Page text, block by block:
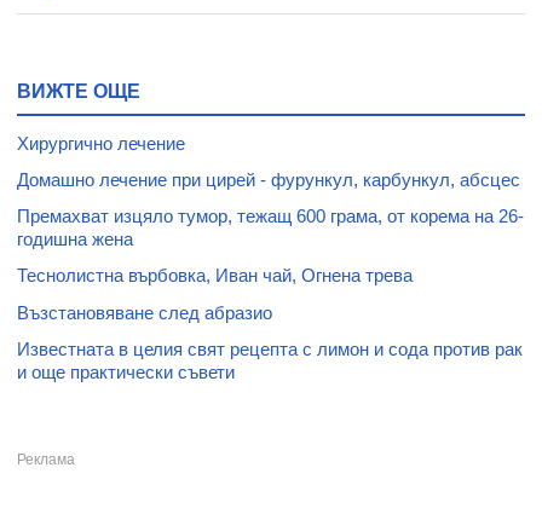
ВИЖТЕ ОЩЕ
Хирургично лечение
Домашно лечение при цирей - фурункул, карбункул, абсцес
Премахват изцяло тумор, тежащ 600 грама, от корема на 26-
годишна жена
Теснолистна върбовка, Иван чай, Огнена трева
Възстановяване след абразио
Известната в целия свят рецепта с лимон и сода против рак
и още практически съвети